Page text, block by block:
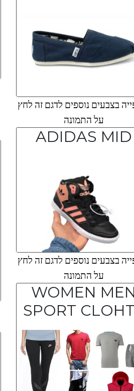
בצבעים נוספים לדגם זה לחץ
על התמונה
ADIDAS MID
בצבעים נוספים לדגם זה לחץ
על התמונה
WOMEN
SPORT